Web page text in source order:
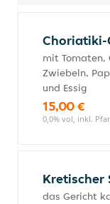
Choriatiki-
mit Tomaten,
Zwiebeln,
und Essig
15,00 €
0,0% vol, inkl.
Kretischer
das Gericht